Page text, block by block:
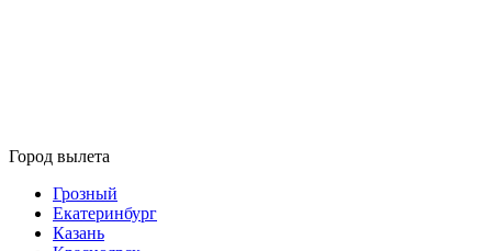
Город вылета
Грозный
Екатеринбург
Казань